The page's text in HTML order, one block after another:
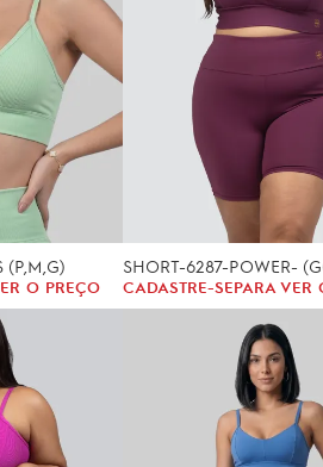
(P,M,G)
O PREÇO
SHORT-6287-POWER-
CADASTRE-SEPARA VER